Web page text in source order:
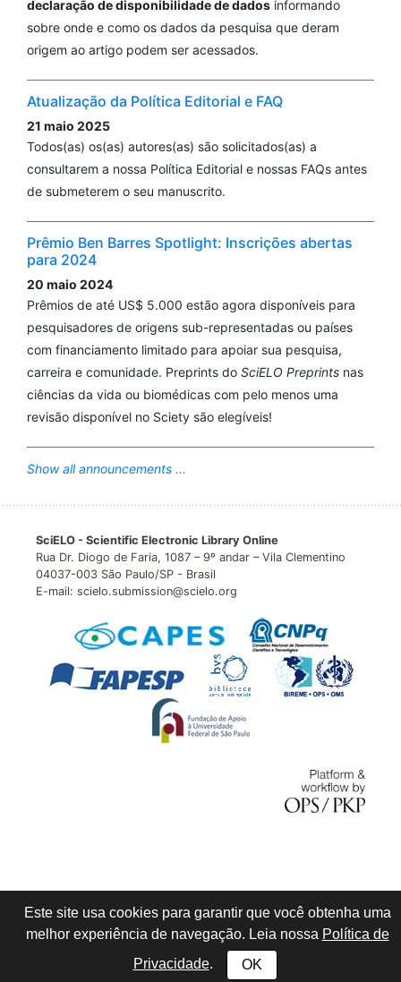
declaração de disponibilidade de dados informando
sobre onde e como os dados da pesquisa que deram
origem ao artigo podem ser acessados.
Atualização da Política Editorial e FAQ
21 maio 2025
Todos(as) os(as) autores(as) são solicitados(as) a
consultarem a nossa Política Editorial e nossas FAQs antes
de submeterem o seu manuscrito.
Prêmio Ben Barres Spotlight: Inscrições abertas
para 2024
20 maio 2024
Prêmios de até US$ 5.000 estão agora disponíveis para
pesquisadores de origens sub-representadas ou países
com financiamento limitado para apoiar sua pesquisa,
carreira e comunidade. Preprints do SciELO Preprints nas
ciências da vida ou biomédicas com pelo menos uma
revisão disponível no Sciety são elegíveis!
Show all announcements ...
SciELO - Scientific Electronic Library Online
Rua Dr. Diogo de Faria, 1087 – 9º andar – Vila Clementino
04037-003 São Paulo/SP - Brasil
E-mail: scielo.submission@scielo.org
Este site usa cookies para garantir que você obtenha uma
melhor experiência de navegação. Leia nossa Política de
Privacidade. OK